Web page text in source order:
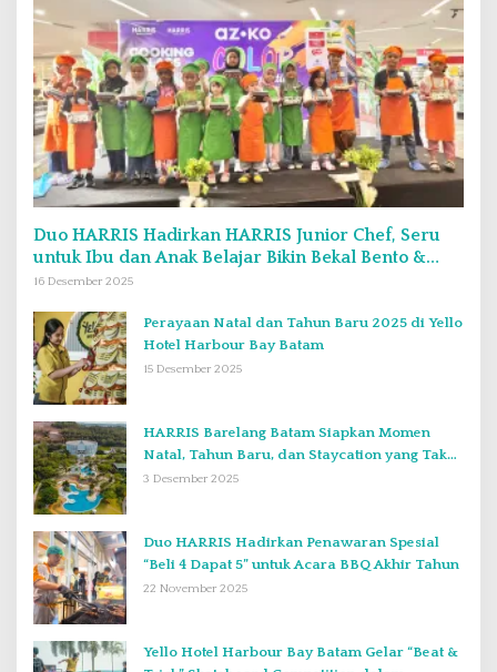
Duo HARRIS Hadirkan HARRIS Junior Chef, Seru
untuk Ibu dan Anak Belajar Bikin Bekal Bento &
Kimbab
16 Desember 2025
Perayaan Natal dan Tahun Baru 2025 di Yello
Hotel Harbour Bay Batam
15 Desember 2025
HARRIS Barelang Batam Siapkan Momen
Natal, Tahun Baru, dan Staycation yang Tak
Terlupakan di Desember 2025
3 Desember 2025
Duo HARRIS Hadirkan Penawaran Spesial
“Beli 4 Dapat 5” untuk Acara BBQ Akhir Tahun
22 November 2025
Yello Hotel Harbour Bay Batam Gelar “Beat &